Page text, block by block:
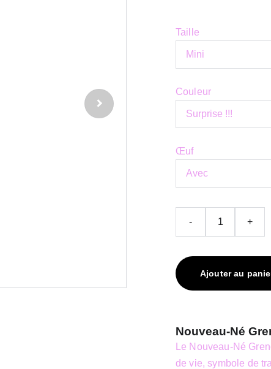
Taille
Couleur
Œuf
- +
Ajouter au
Nouveau-Né
Le Nouveau-Né
de vie, symbole de